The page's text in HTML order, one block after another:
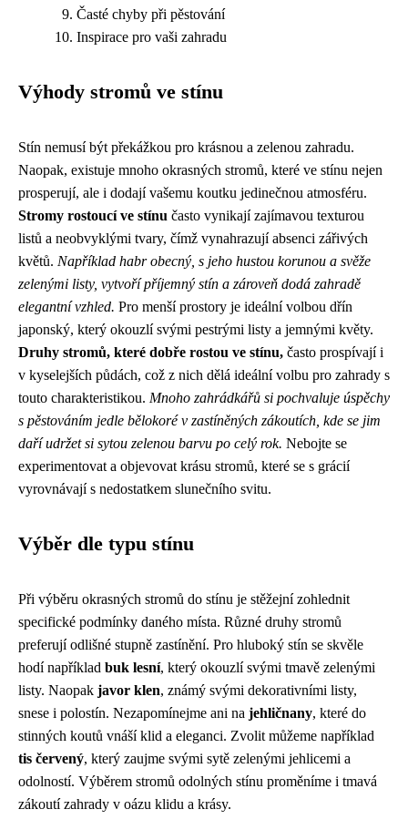
Časté chyby při pěstování
Inspirace pro vaši zahradu
Výhody stromů ve stínu
Stín nemusí být překážkou pro krásnou a zelenou zahradu.
Naopak, existuje mnoho okrasných stromů, které ve stínu nejen
prosperují, ale i dodají vašemu koutku jedinečnou atmosféru.
Stromy rostoucí ve stínu často vynikají zajímavou texturou
listů a neobvyklými tvary, čímž vynahrazují absenci zářivých
květů. Například habr obecný, s jeho hustou korunou a svěže
zelenými listy, vytvoří příjemný stín a zároveň dodá zahradě
elegantní vzhled. Pro menší prostory je ideální volbou dřín
japonský, který okouzlí svými pestrými listy a jemnými květy.
Druhy stromů, které dobře rostou ve stínu, často prospívají i
v kyselejších půdách, což z nich dělá ideální volbu pro zahrady s
touto charakteristikou. Mnoho zahrádkářů si pochvaluje úspěchy
s pěstováním jedle bělokoré v zastíněných zákoutích, kde se jim
daří udržet si sytou zelenou barvu po celý rok. Nebojte se
experimentovat a objevovat krásu stromů, které se s grácií
vyrovnávají s nedostatkem slunečního svitu.
Výběr dle typu stínu
Při výběru okrasných stromů do stínu je stěžejní zohlednit
specifické podmínky daného místa. Různé druhy stromů
preferují odlišné stupně zastínění. Pro hluboký stín se skvěle
hodí například buk lesní, který okouzlí svými tmavě zelenými
listy. Naopak javor klen, známý svými dekorativními listy,
snese i polostín. Nezapomínejme ani na jehličnany, které do
stinných koutů vnáší klid a eleganci. Zvolit můžeme například
tis červený, který zaujme svými sytě zelenými jehlicemi a
odolností. Výběrem stromů odolných stínu proměníme i tmavá
zákoutí zahrady v oázu klidu a krásy.